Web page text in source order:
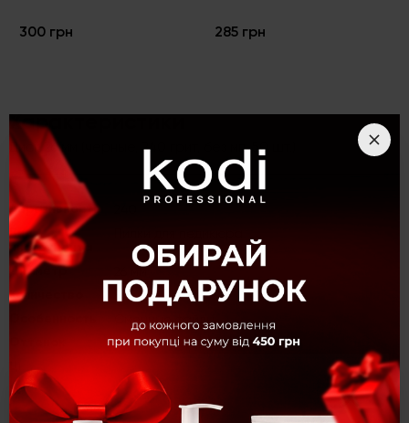
×
300 грн 285 грн
Характеристики
Диск 26 мм (черные, 240 грит, без мп, 50 шт.)
Абразивность
Вид
инструмента
Диаметр 26 мм
Количество 50 шт.
Сменные файлы
Черный
Цвет
Категория Фрезеры и насадки